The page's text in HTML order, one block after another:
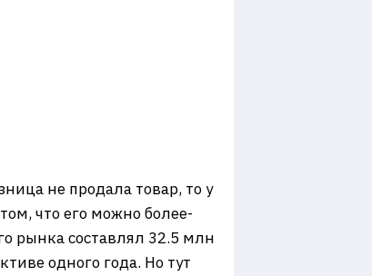
не продала товар, то у
что его можно более-
рынка составлял 32.5 млн
одного года. Но тут